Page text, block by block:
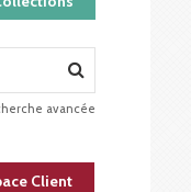
avancée
Client